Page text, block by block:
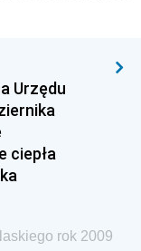
Urzędu
ciepła
rok 2009